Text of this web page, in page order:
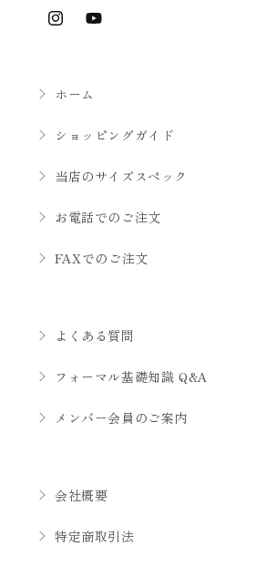
InstagramYouTube
ホーム
ショッピングガイド
当店のサイズスペック
お電話でのご注文
FAXでのご注文
よくある質問
フォーマル基礎知識 Q&A
メンバー会員のご案内
会社概要
特定商取引法